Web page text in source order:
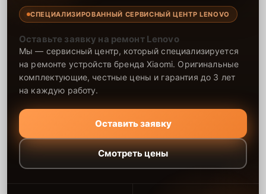
СПЕЦИАЛИЗИРОВАННЫЙ СЕРВИСНЫЙ ЦЕНТР LENOVO
Оставьте заявку на ремонт Lenovo
Мы — сервисный центр, который специализируется
на ремонте устройств бренда Xiaomi. Оригинальные
комплектующие, честные цены и гарантия до 3 лет
на каждую работу.
Оставить заявку
Смотреть цены